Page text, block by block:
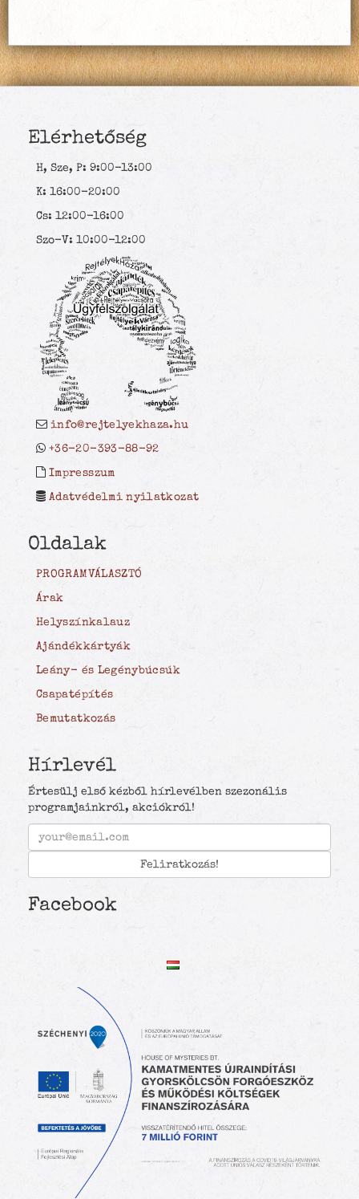
Elérhetőség
H, Sze, P: 9:00-13:00
K: 16:00-20:00
Cs: 12:00-16:00
Szo-V: 10:00-12:00
info@rejtelyekhaza.hu
+36-20-393-88-92
Impresszum
Adatvédelmi nyilatkozat
Oldalak
PROGRAMVÁLASZTÓ
Árak
Helyszínkalauz
Ajándékkártyák
Leány- és Legénybúcsúk
Csapatépítés
Bemutatkozás
Hírlevél
Értesülj első kézből hírlevélben szezonális
programjainkról, akciókról!
Facebook